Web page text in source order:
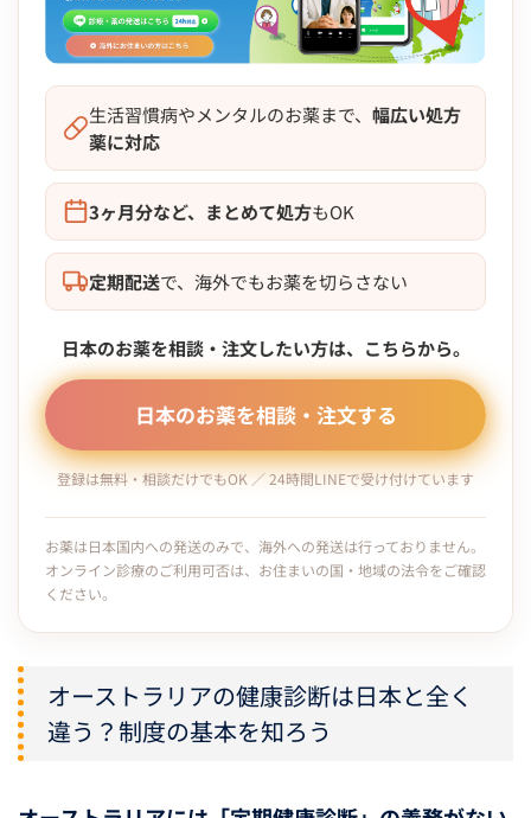
生活習慣病やメンタルのお薬まで、 幅広い処方
薬に対応
3ヶ月分など、まとめて処方もOK
定期配送で、海外でもお薬を切らさない
日本のお薬を相談・注文したい方は、こちらから。
日本のお薬を相談・注文する
登録は無料・相談だけでもOK ／ 24時間LINEで受け付けています
お薬は日本国内への発送のみで、海外への発送は行っておりません。
オンライン診療のご利用可否は、お住まいの国・地域の法令をご確認
ください。
オーストラリアの健康診断は日本と全く
違う？制度の基本を知ろう